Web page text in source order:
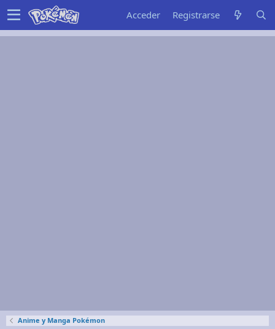
Acceder Registrarse
Anime y Manga Pokémon